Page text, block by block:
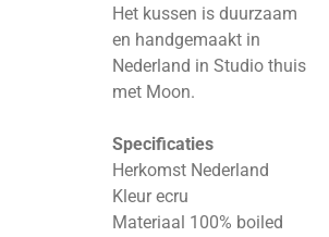
Het kussen is duurzaam
en handgemaakt in
Nederland in Studio thuis
met Moon.
Specificaties
Herkomst Nederland
Kleur ecru
Materiaal 100% boiled